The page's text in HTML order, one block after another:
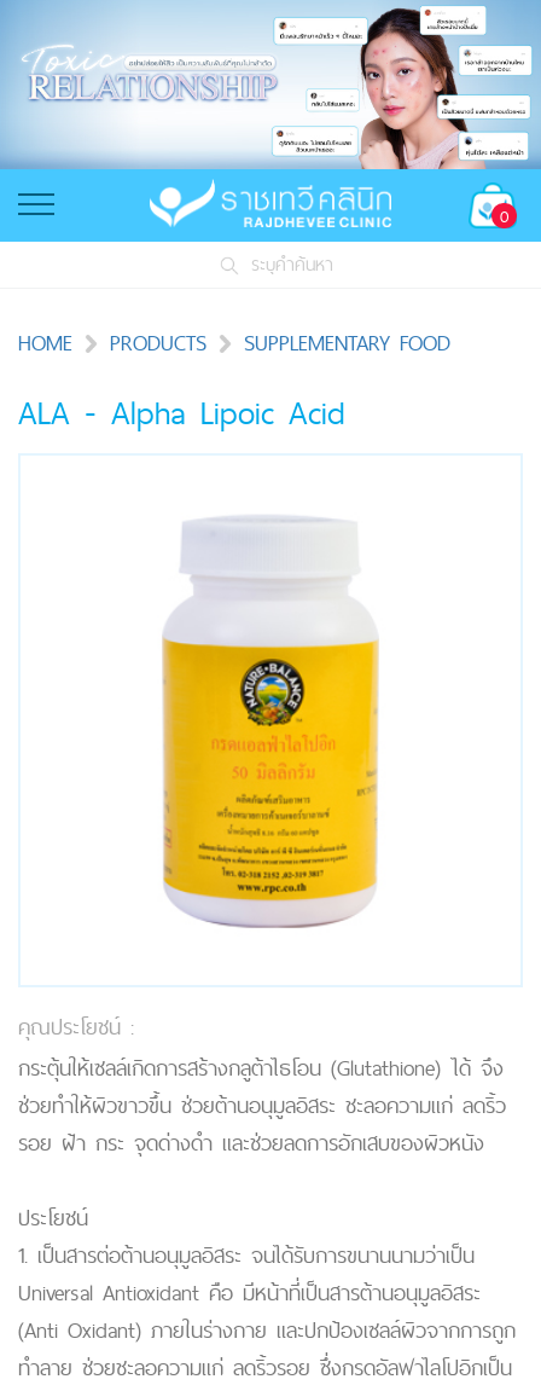
0
ระบุคำค้นหา
HOME PRODUCTS SUPPLEMENTARY FOOD
ALA - Alpha Lipoic Acid
คุณประโยชน์ :
กระตุ้นให้เซลล์เกิดการสร้างกลูต้าไธโอน (Glutathione) ได้ จึง
ช่วยทำให้ผิวขาวขึ้น ช่วยต้านอนุมูลอิสระ ชะลอความแก่ ลดริ้ว
รอย ฝ้า กระ จุดด่างดำ และช่วยลดการอักเสบของผิวหนัง
ประโยชน์
1. เป็นสารต่อต้านอนุมูลอิสระ จนได้รับการขนานนามว่าเป็น
Universal Antioxidant คือ มีหน้าที่เป็นสารต้านอนุมูลอิสระ
(Anti Oxidant) ภายในร่างกาย และปกป้องเซลล์ผิวจากการถูก
ทำลาย ช่วยชะลอความแก่ ลดริ้วรอย ซึ่งกรดอัลฟาไลโปอิกเป็น